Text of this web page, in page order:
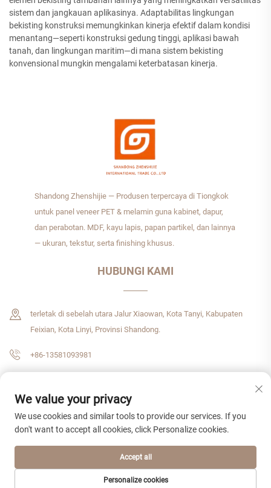
sistem dan jangkauan aplikasinya. Adaptabilitas lingkungan
bekisting konstruksi memungkinkan kinerja efektif dalam kondisi
menantang—seperti konstruksi gedung tinggi, aplikasi bawah
tanah, dan lingkungan maritim—di mana sistem bekisting
konvensional mungkin mengalami keterbatasan kinerja.
Shandong Zhenshijie — Produsen terpercaya di Tiongkok
untuk panel veneer PET & melamin guna kabinet, dapur,
dan perabotan. MDF, kayu lapis, papan partikel, dan lainnya
— ukuran, tekstur, serta finishing khusus.
HUBUNGI KAMI
terletak di sebelah utara Jalur Xiaowan, Kota Tanyi, Kabupaten
Feixian, Kota Linyi, Provinsi Shandong.
+86-13581093981
Hak Cipta © 2026 Shandong Zhenshijie International Trade CO., LTD. Hak cipta
dilindungi undang-undang. Kebijakan Privasi
We value your privacy
We use cookies and similar tools to provide our services. If you
don't want to accept all cookies, click Personalize cookies.
Personalize cookies
Accept all